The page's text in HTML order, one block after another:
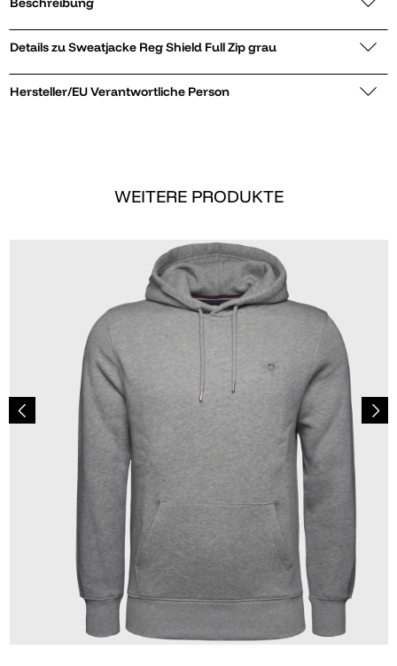
Details zu Sweatjacke Reg Shield Full Zip grau
Hersteller/EU Verantwortliche Person
WEITERE PRODUKTE
110,00 €